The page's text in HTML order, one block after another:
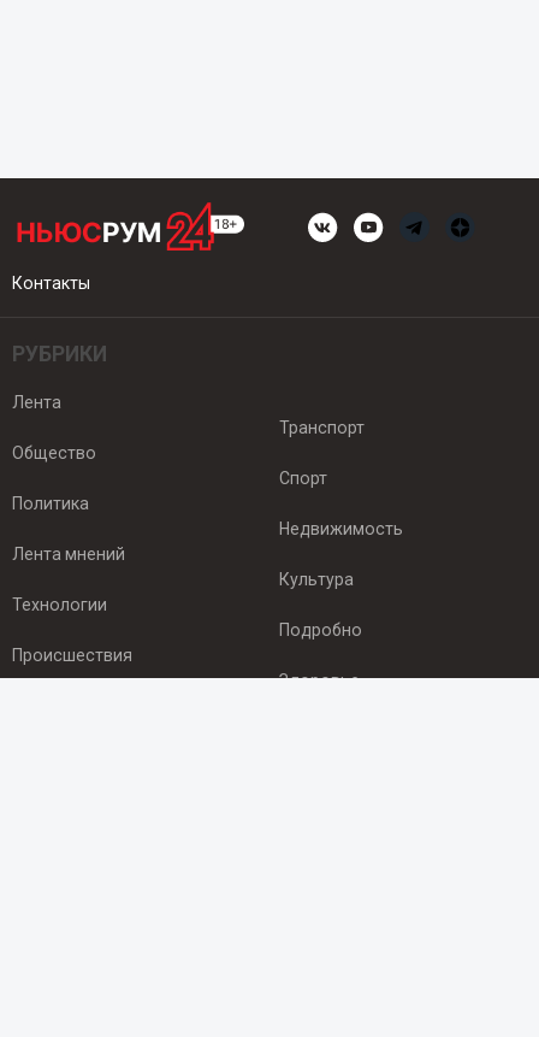
Контакты
РУБРИКИ
Лента
Общество
Политика
Лента мнений
Технологии
Происшествия
Транспорт
Спорт
Недвижимость
Культура
Подробно
Здоровье